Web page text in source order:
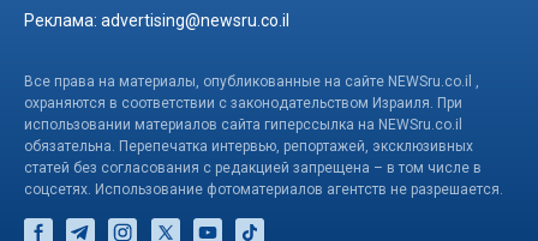
Реклама: advertising@newsru.co.il
Все права на материалы, опубликованные на сайте NEWSru.co.il ,
охраняются в соответствии с законодательством Израиля. При
использовании материалов сайта гиперссылка на NEWSru.co.il
обязательна. Перепечатка интервью, репортажей, эксклюзивных
статей без согласования с редакцией запрещена – в том числе в
соцсетях. Использование фотоматериалов агентств не разрешается.